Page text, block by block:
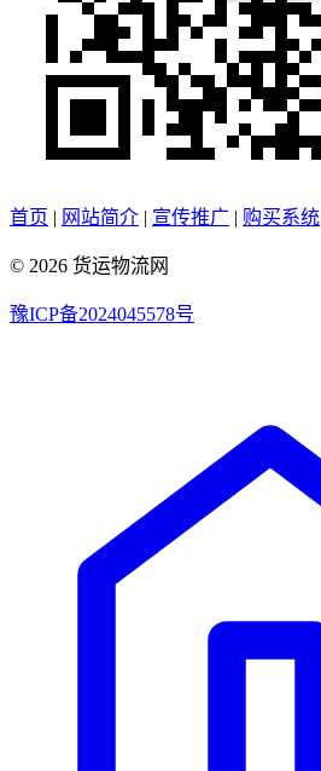
首页 | 网站简介 | 宣传推广 | 购买系统
© 2026 货运物流网
豫ICP备2024045578号